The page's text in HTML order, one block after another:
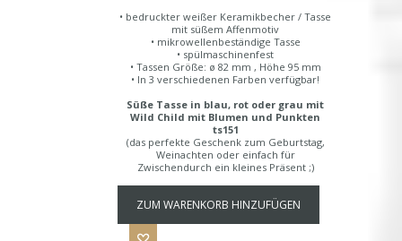
• bedruckter weißer Keramikbecher / Tasse
mit süßem Affenmotiv
• mikrowellenbeständige Tasse
• spülmaschinenfest
• Tassen Größe: ø 82 mm , Höhe 95 mm
• In 3 verschiedenen Farben verfügbar!
Süße Tasse in blau, rot oder grau mit
Wild Child mit Blumen und Punkten
ts151
(das perfekte Geschenk zum Geburtstag,
Weinachten oder einfach für
Zwischendurch ein kleines Präsent ;)
ZUM WARENKORB HINZUFÜGEN